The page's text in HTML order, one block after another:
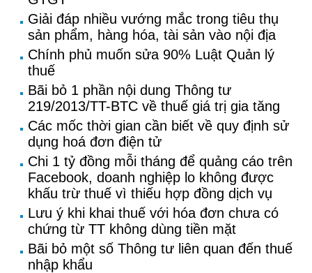
Giải đáp nhiều vướng mắc trong tiêu thụ
sản phẩm, hàng hóa, tài sản vào nội địa
Chính phủ muốn sửa 90% Luật Quản lý
thuế
Bãi bỏ 1 phần nội dung Thông tư
219/2013/TT-BTC về thuế giá trị gia tăng
Các mốc thời gian cần biết về quy định sử
dụng hoá đơn điện tử
Chi 1 tỷ đồng mỗi tháng để quảng cáo trên
Facebook, doanh nghiệp lo không được
khấu trừ thuế vì thiếu hợp đồng dịch vụ
Lưu ý khi khai thuế với hóa đơn chưa có
chứng từ TT không dùng tiền mặt
Bãi bỏ một số Thông tư liên quan đến thuế
nhập khẩu